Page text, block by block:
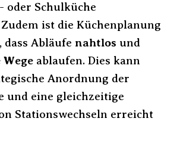
oder Schulküche
ist die Küchenplanung
dass Abläufe nahtlos und
ablaufen. Dies kann
Anordnung der
und eine gleichzeitige
Stationswechseln erreicht